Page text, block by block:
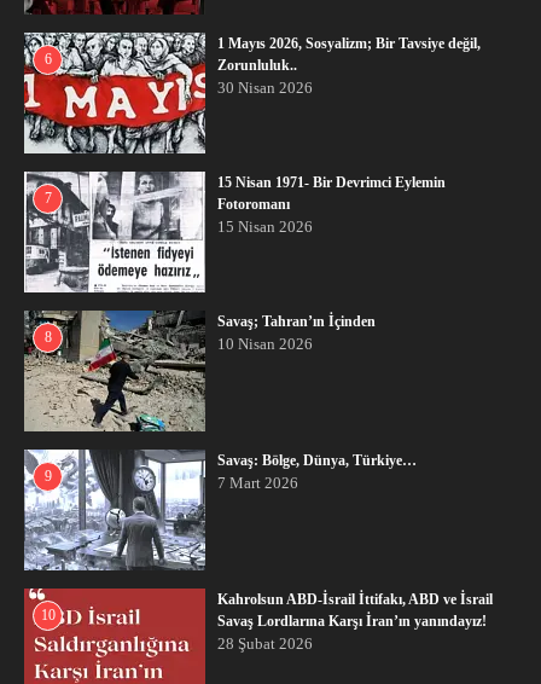
6
1 Mayıs 2026, Sosyalizm; Bir Tavsiye değil,
Zorunluluk..
30 Nisan 2026
7
15 Nisan 1971- Bir Devrimci Eylemin
Fotoromanı
15 Nisan 2026
8
Savaş; Tahran’ın İçinden
10 Nisan 2026
9
Savaş: Bölge, Dünya, Türkiye…
7 Mart 2026
10
Kahrolsun ABD-İsrail İttifakı, ABD ve İsrail
Savaş Lordlarına Karşı İran’ın yanındayız!
28 Şubat 2026